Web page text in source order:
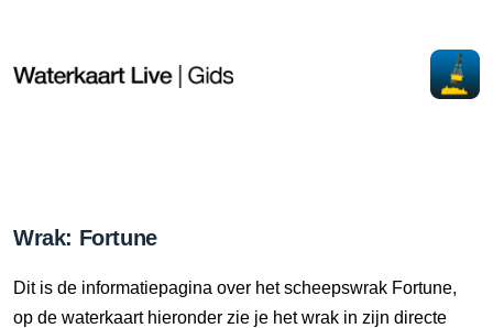
Wrak: Fortune
Dit is de informatiepagina over het scheepswrak Fortune,
op de waterkaart hieronder zie je het wrak in zijn directe